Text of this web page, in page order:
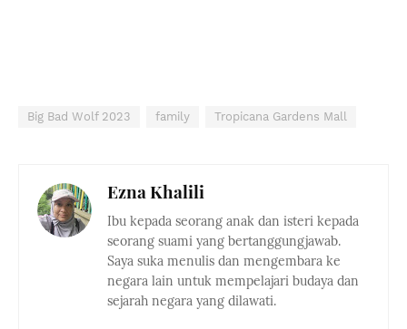
Big Bad Wolf 2023 family Tropicana Gardens Mall
Ezna Khalili
Ibu kepada seorang anak dan isteri kepada
seorang suami yang bertanggungjawab.
Saya suka menulis dan mengembara ke
negara lain untuk mempelajari budaya dan
sejarah negara yang dilawati.